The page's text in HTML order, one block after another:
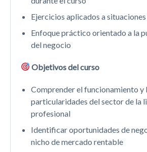
Ejercicios aplicados a
Enfoque práctico orientado a la
del negocio
Objetivos del curso
Comprender el funcionamiento y
particularidades del sector de la
profesional
Identificar oportunidades de
nicho de mercado rentable